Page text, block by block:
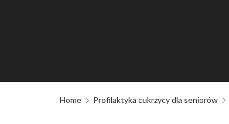
Home Profilaktyka cukrzycy dla seniorów